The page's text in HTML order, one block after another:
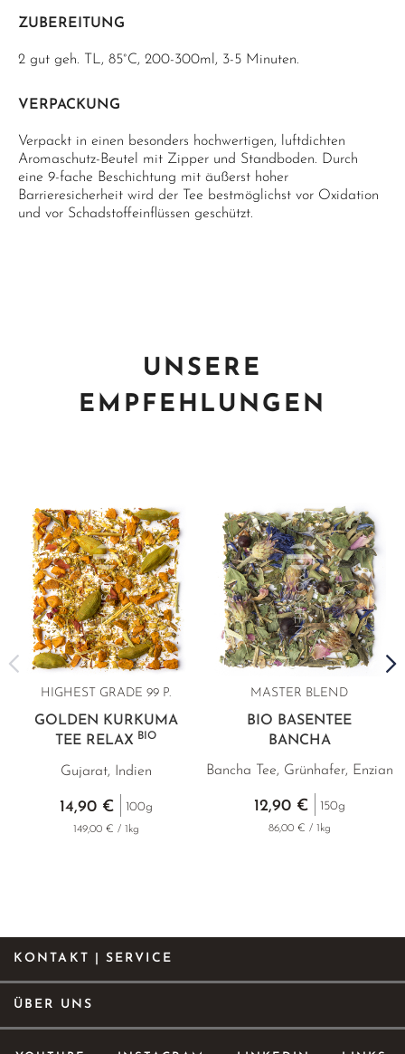
ZUBEREITUNG
2 gut geh. TL, 85°C, 200-300ml, 3-5 Minuten.
VERPACKUNG
Verpackt in einen besonders hochwertigen, luftdichten
Aromaschutz-Beutel mit Zipper und Standboden. Durch
eine 9-fache Beschichtung mit äußerst hoher
Barrieresicherheit wird der Tee bestmöglichst vor Oxidation
und vor Schadstoffeinflüssen geschützt.
UNSERE
EMPFEHLUNGEN
HIGHEST GRADE 99 P.
GOLDEN KURKUMA
TEE RELAX BIO
Gujarat, Indien
14,90 € 100g
149,00 € / 1kg
MASTER BLEND
BIO BASENTEE
BANCHA
Bancha Tee, Grünhafer, Enzian
12,90 € 150g
86,00 € / 1kg
KONTAKT | SERVICE
ÜBER UNS